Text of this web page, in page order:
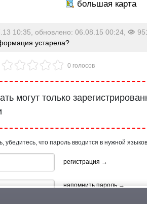
10:35, обновлено: 06.08.15 00:24,
устарела?
0 голосов
могут только
убедитесь, что пароль вводится в нужной
регистрация →
напомнить пароль →